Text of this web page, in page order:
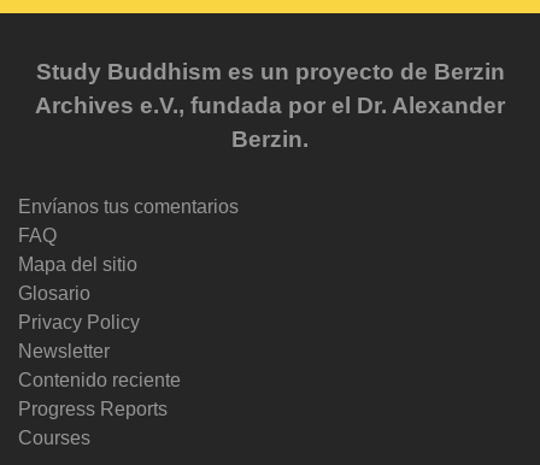
Study Buddhism es un proyecto de Berzin
Archives e.V., fundada por el Dr. Alexander
Berzin.
Envíanos tus comentarios
FAQ
Mapa del sitio
Glosario
Privacy Policy
Newsletter
Contenido reciente
Progress Reports
Courses